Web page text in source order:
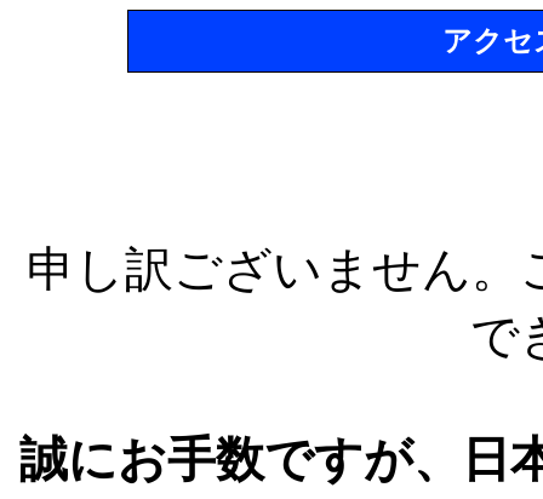
アクセ
申し訳ございません
で
誠にお手数ですが、日